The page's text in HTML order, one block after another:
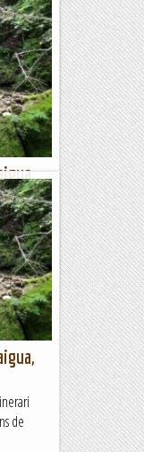
la...
de
de